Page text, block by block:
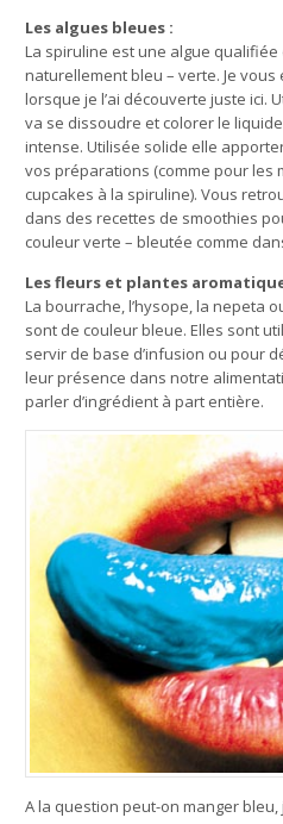
Les algues bleues :
La spiruline est une algue
naturellement bleu – verte. Je
lorsque je l’ai découverte juste ici.
va se dissoudre et colorer le
intense. Utilisée solide elle
vos préparations (comme pour les
cupcakes à la spiruline). Vous
dans des recettes de smoothies
couleur verte – bleutée comme
Les fleurs et plantes
La bourrache, l’hysope, la nepeta
sont de couleur bleue. Elles sont
servir de base d’infusion ou pour
leur présence dans notre
parler d’ingrédient à part entière.
A la question peut-on manger